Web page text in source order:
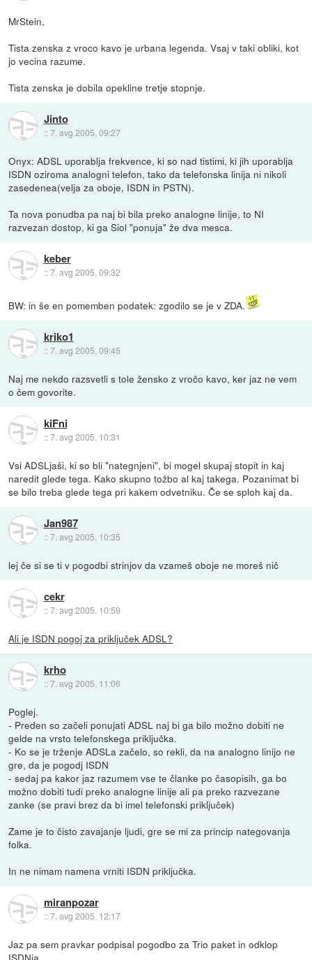
MrStein,
Tista zenska z vroco kavo je urbana legenda. Vsaj v taki obliki, kot
jo vecina razume.
Tista zenska je dobila opekline tretje stopnje.
Jinto
::7. avg 2005, 09:27
Onyx: ADSL uporablja frekvence, ki so nad tistimi, ki jih uporablja
ISDN oziroma analogni telefon, tako da telefonska linija ni nikoli
zasedenea(velja za oboje, ISDN in PSTN).
Ta nova ponudba pa naj bi bila preko analogne linije, to NI
razvezan dostop, ki ga Siol "ponuja" že dva mesca.
keber
::7. avg 2005, 09:32
BW: in še en pomemben podatek: zgodilo se je v ZDA.
kriko1
::7. avg 2005, 09:45
Naj me nekdo razsvetli s tole žensko z vročo kavo, ker jaz ne vem
o čem govorite.
kiFni
::7. avg 2005, 10:31
Vsi ADSLjaši, ki so bli "nategnjeni", bi mogel skupaj stopit in kaj
naredit glede tega. Kako skupno tožbo al kaj takega. Pozanimat bi
se bilo treba glede tega pri kakem odvetniku. Če se sploh kaj da.
Jan987
::7. avg 2005, 10:35
lej če si se ti v pogodbi strinjov da vzameš oboje ne moreš nič
cekr
::7. avg 2005, 10:59
Ali je ISDN pogoj za priključek ADSL?
krho
::7. avg 2005, 11:06
Poglej.
- Preden so začeli ponujati ADSL naj bi ga bilo možno dobiti ne
gelde na vrsto telefonskega priključka.
- Ko se je trženje ADSLa začelo, so rekli, da na analogno linijo ne
gre, da je pogodj ISDN
- sedaj pa kakor jaz razumem vse te članke po časopisih, ga bo
možno dobiti tudi preko analogne linije ali pa preko razvezane
zanke (se pravi brez da bi imel telefonski priključek)
Zame je to čisto zavajanje ljudi, gre se mi za princip nategovanja
folka.
In ne nimam namena vrniti ISDN priključka.
miranpozar
::7. avg 2005, 12:17
Jaz pa sem pravkar podpisal pogodbo za Trio paket in odklop
ISDNja.